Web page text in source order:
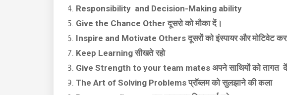
Responsibility and Decision-Making ability
Give the Chance Other दूसरो को मौका दें।
Inspire and Motivate Others दूसरों को इंस्पायर और मोटिवेट
Keep Learning सीखते रहो
Give Strength to your team mates अपने साथियों को तागत दें
The Art of Solving Problems प्रॉब्लम को सुलझाने की कला